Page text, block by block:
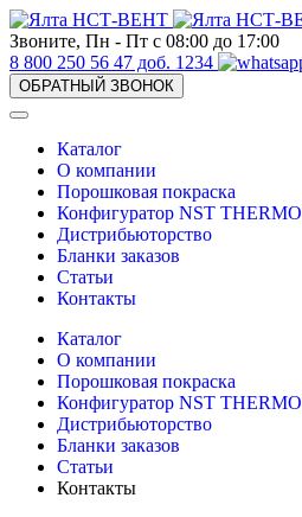
Звоните, Пн - Пт с 08:00 до 17:00
8 800 250 56 47 доб. 1234
ОБРАТНЫЙ ЗВОНОК
Каталог
О компании
Порошковая покраска
Конфигуратор NST THERMO
Дистрибьюторство
Бланки заказов
Статьи
Контакты
Каталог
О компании
Порошковая покраска
Конфигуратор NST THERMO
Дистрибьюторство
Бланки заказов
Статьи
Контакты